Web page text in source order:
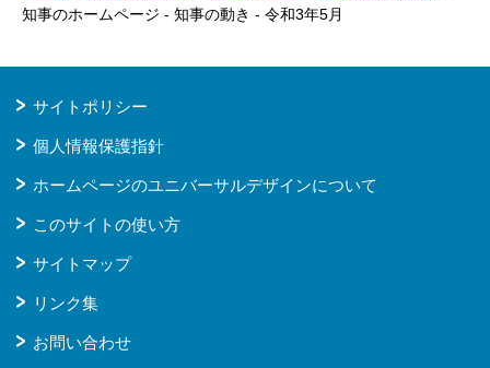
知事のホームページ - 知事の動き - 令和3年5月
サイトポリシー
個人情報保護指針
ホームページのユニバーサルデザインについて
このサイトの使い方
サイトマップ
リンク集
お問い合わせ